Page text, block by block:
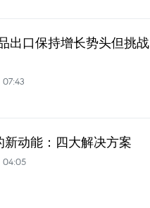
出口保持增长势头但挑战
新动能：四大解决方案